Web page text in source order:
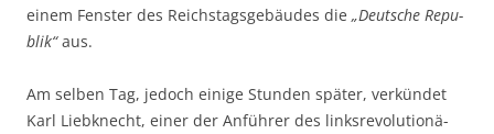
einem Fens­ter des Reichs­tags­ge­bäu­des die „Deut­sche Repu­
blik“aus.
Am sel­ben Tag, jedoch eini­ge Stun­den spä­ter, ver­kün­det
Karl Lieb­knecht, einer der Anfüh­rer des links­re­vo­lu­tio­nä­